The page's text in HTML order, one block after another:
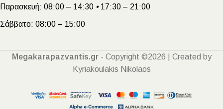
Παρασκευή: 08:00 – 14:30 •17:30 – 21:00
Σάββατο: 08:00 – 15:00
Megakarapazvantis.gr- Copyright ©2026 | Created by
Kyriakoulakis Nikolaos